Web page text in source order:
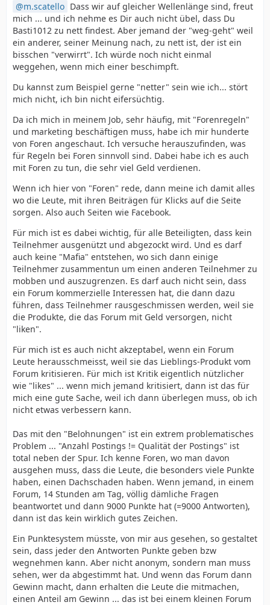
m.scatello Dass wir auf gleicher Wellenlänge sind, freut
mich ... und ich nehme es Dir auch nicht übel, dass Du
Basti1012 zu nett findest. Aber jemand der "weg-geht" weil
ein anderer, seiner Meinung nach, zu nett ist, der ist ein
bisschen "verwirrt". Ich würde noch nicht einmal
weggehen, wenn mich einer beschimpft.
Du kannst zum Beispiel gerne "netter" sein wie ich... stört
mich nicht, ich bin nicht eifersüchtig.
Da ich mich in meinem Job, sehr häufig, mit "Forenregeln"
und marketing beschäftigen muss, habe ich mir hunderte
von Foren angeschaut. Ich versuche herauszufinden, was
für Regeln bei Foren sinnvoll sind. Dabei habe ich es auch
mit Foren zu tun, die sehr viel Geld verdienen.
Wenn ich hier von "Foren" rede, dann meine ich damit alles
wo die Leute, mit ihren Beiträgen für Klicks auf die Seite
sorgen. Also auch Seiten wie Facebook.
Für mich ist es dabei wichtig, für alle Beteiligten, dass kein
Teilnehmer ausgenützt und abgezockt wird. Und es darf
auch keine "Mafia" entstehen, wo sich dann einige
Teilnehmer zusammentun um einen anderen Teilnehmer zu
mobben und auszugrenzen. Es darf auch nicht sein, dass
ein Forum kommerzielle Interessen hat, die dann dazu
führen, dass Teilnehmer rausgeschmissen werden, weil sie
die Produkte, die das Forum mit Geld versorgen, nicht
"liken".
Für mich ist es auch nicht akzeptabel, wenn ein Forum
Leute herausschmeisst, weil sie das Lieblings-Produkt vom
Forum kritisieren. Für mich ist Kritik eigentlich nützlicher
wie "likes" ... wenn mich jemand kritisiert, dann ist das für
mich eine gute Sache, weil ich dann überlegen muss, ob ich
nicht etwas verbessern kann.
Das mit den "Belohnungen" ist ein extrem problematisches
Problem ... "Anzahl Postings != Qualität der Postings" ist
total neben der Spur. Ich kenne Foren, wo man davon
ausgehen muss, dass die Leute, die besonders viele Punkte
haben, einen Dachschaden haben. Wenn jemand, in einem
Forum, 14 Stunden am Tag, völlig dämliche Fragen
beantwortet und dann 9000 Punkte hat (=9000 Antworten),
dann ist das kein wirklich gutes Zeichen.
Ein Punktesystem müsste, von mir aus gesehen, so gestaltet
sein, dass jeder den Antworten Punkte geben bzw
wegnehmen kann. Aber nicht anonym, sondern man muss
sehen, wer da abgestimmt hat. Und wenn das Forum dann
Gewinn macht, dann erhalten die Leute die mitmachen,
einen Anteil am Gewinn ... das ist bei einem kleinen Forum